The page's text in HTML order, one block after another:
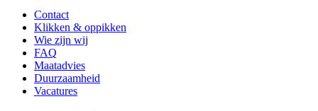
Contact
Klikken & oppikken
Wie zijn wij
FAQ
Maatadvies
Duurzaamheid
Vacatures